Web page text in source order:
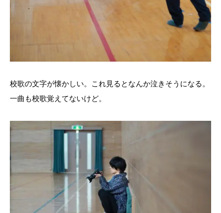
校歌の文字が懐かしい。これ見るとなんか泣きそうになる。
一曲も校歌覚えてないけど。